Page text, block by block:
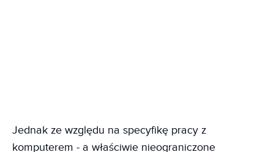
Jednak ze względu na specyfikę pracy z
komputerem - a właściwie nieograniczone